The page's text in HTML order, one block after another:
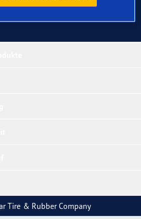
Tire & Rubber Company